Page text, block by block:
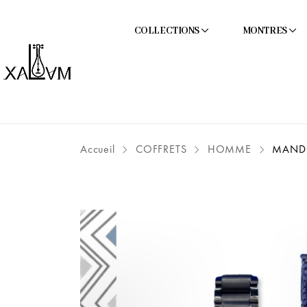
COLLECTIONS MONTRES
Accueil COFFRETS HOMME